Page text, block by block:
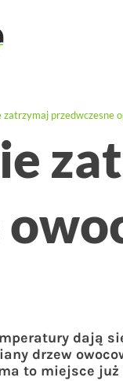
zatrzymaj przedwczesne
dają
drzew
to miejsce już